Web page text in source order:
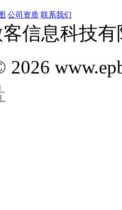
公司资质 联系我们
信息科技
2026